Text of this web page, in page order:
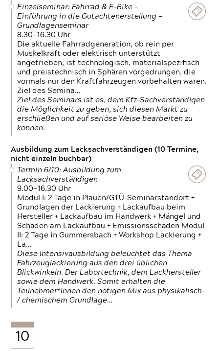
Einzelseminar: Fahrrad & E-Bike -
Einführung in die Gutachtenerstellung —
Grundlagenseminar
8.30—16.30 Uhr
Die aktuelle Fahrradgeneration, ob rein per
Muskelkraft oder elektrisch unterstützt
angetrieben, ist technologisch, materialspezifisch
und preistechnisch in Sphären vorgedrungen, die
vormals nur den Kraftfahrzeugen vorbehalten waren.
Ziel des Semina…
Ziel des Seminars ist es, dem Kfz-Sachverständigen
die Möglichkeit zu geben, sich diesen Markt zu
erschließen und auf seriöse Weise bearbeiten zu
können.
Ausbildung zum Lacksachverständigen (10 Termine,
nicht einzeln buchbar)
Termin 6/10: Ausbildung zum
Lacksachverständigen
9.00—16.30 Uhr
Modul I: 2 Tage in Plauen/GTÜ-Seminarstandort +
Grundlagen der Lackierung + Lackaufbau beim
Hersteller + Lackaufbau im Handwerk + Mängel und
Schäden am Lackaufbau + Emissionsschäden Modul
II: 2 Tage in Gummersbach + Workshop Lackierung +
La…
Diese Intensivausbildung beleuchtet das Thema
Fahrzeuglackierung aus den drei üblichen
Blickwinkeln. Der Labortechnik, dem Lackhersteller
sowie dem Handwerk. Somit erhalten die
Teilnehmer*Innen den nötigen Mix aus physikalisch-
/ chemischem Grundlage…
10